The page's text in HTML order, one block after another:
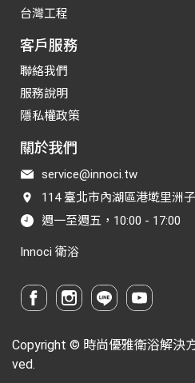
台灣工程
客戶服務
聯絡我們
服務說明
隱私權政策
關於我們
service@innoci.tw
114 臺北市內湖區港墘里洲
週一至週五，10:00 - 17:00
Innoci 衛浴
Copyright © 時尚優雅衛浴解決
ved.